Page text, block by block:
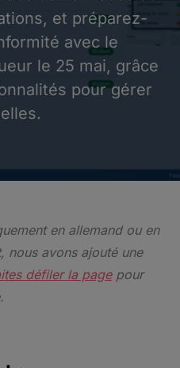
et préparez-
avec le
le 25 mai, grâce
pour gérer
en allemand ou en
nous avons ajouté une
défiler la pagepour